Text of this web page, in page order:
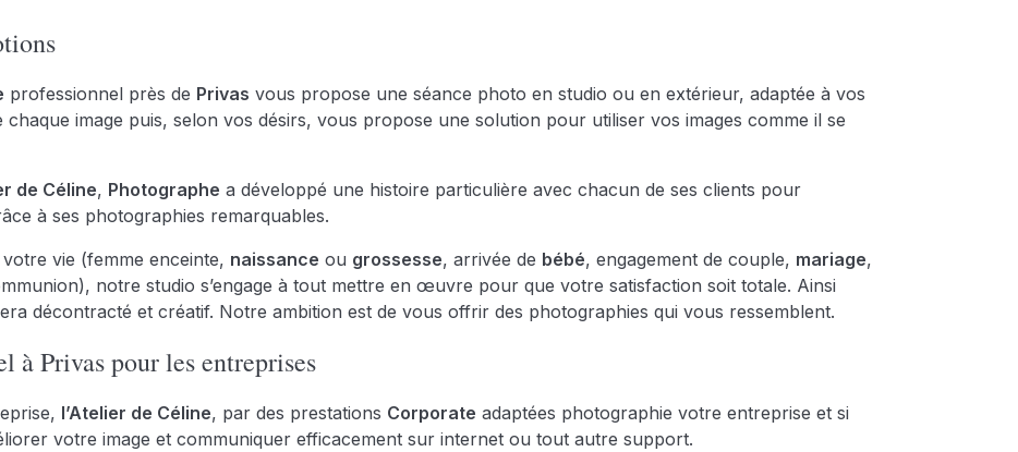
professionnel près de Privas vous propose une séance photo en studio ou en extérieur, adaptée à vos
chaque image puis, selon vos désirs, vous propose une solution pour utiliser vos images comme il se
de Céline, Photographe a développé une histoire particulière avec chacun de ses clients pour
à ses photographies remarquables.
vie (femme enceinte, naissance ou grossesse, arrivée de bébé, engagement de couple, mariage,
notre studio s’engage à tout mettre en œuvre pour que votre satisfaction soit totale. Ainsi
décontracté et créatif. Notre ambition est de vous offrir des photographies qui vous ressemblent.
à Privas pour les entreprises
l’Atelier de Céline, par des prestations Corporate adaptées photographie votre entreprise et si
votre image et communiquer efficacement sur internet ou tout autre support.